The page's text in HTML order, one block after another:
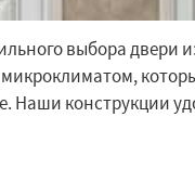
выбора двери
Наши конструкции